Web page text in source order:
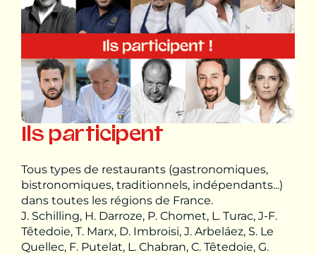
Ils participent
Tous types de restaurants (gastronomiques,
bistronomiques, traditionnels, indépendants...)
dans toutes les régions de France.
J. Schilling, H. Darroze, P. Chomet, L. Turac, J-F.
Têtedoie, T. Marx, D. Imbroisi, J. Arbeláez, S. Le
Quellec, F. Putelat, L. Chabran, C. Têtedoie, G.